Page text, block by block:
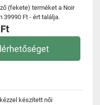
(fekete) terméket a Noir
39990 Ft - ért találja.
készített női